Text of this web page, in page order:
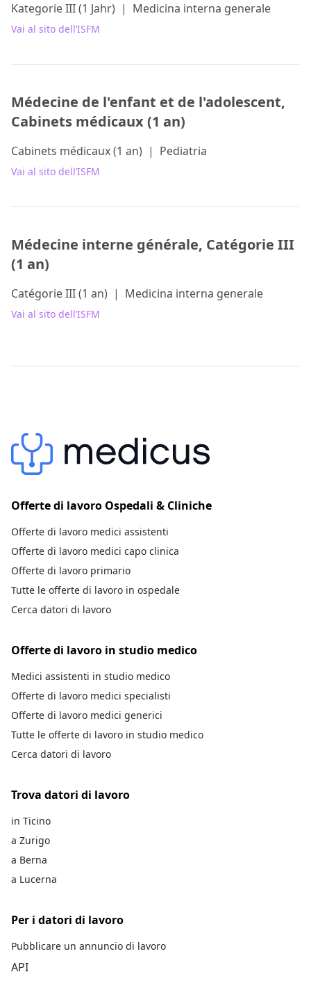
Kategorie III (1 Jahr) | Medicina interna generale
Vai al sito dell’ISFM
Médecine de l'enfant et de l'adolescent,
Cabinets médicaux (1 an)
Cabinets médicaux (1 an) | Pediatria
Vai al sito dell’ISFM
Médecine interne générale, Catégorie III
(1 an)
Catégorie III (1 an) | Medicina interna generale
Vai al sito dell’ISFM
Offerte di lavoro Ospedali & Cliniche
Offerte di lavoro medici assistenti
Offerte di lavoro medici capo clinica
Offerte di lavoro primario
Tutte le offerte di lavoro in ospedale
Cerca datori di lavoro
Offerte di lavoro in studio medico
Medici assistenti in studio medico
Offerte di lavoro medici specialisti
Offerte di lavoro medici generici
Tutte le offerte di lavoro in studio medico
Cerca datori di lavoro
Trova datori di lavoro
in Ticino
a Zurigo
a Berna
a Lucerna
Per i datori di lavoro
Pubblicare un annuncio di lavoro
API